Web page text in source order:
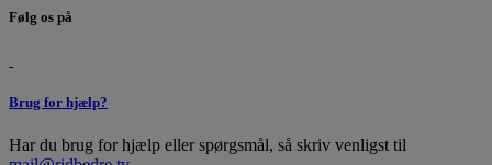
Følg os på
Brug for hjælp?
Har du brug for hjælp eller spørgsmål, så skriv venligst til